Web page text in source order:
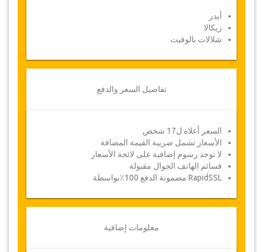
كامل للمبلغ المدفوع
القسيمة
بمجرد أن يتم الدفع الخاص بك، سيتم توجيهك إلى
وسوف تتلقى قسيمة الخدمة تلقائيا
أيدر
زيكالا
شلالات بالوفيت
تفاصيل السعر والدفع
السعر أعلاه ل17 شخص
الأسعار تشمل ضريبة القيمة المضافة
لا توجد رسوم إضافية على لائحة الأسعار
قسائم الهاتف الجوال مقبولة
RapidSSL مضمونة الدفع 100٪بواسطة
معلومات إضافية